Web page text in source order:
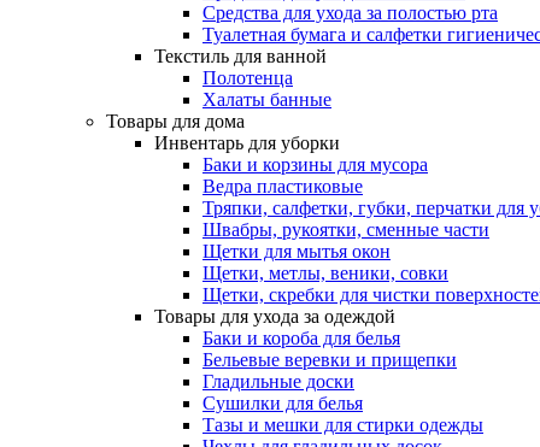
Средства для ухода за полостью рта
Туалетная бумага и салфетки
Текстиль для ванной
Полотенца
Халаты банные
Товары для дома
Инвентарь для уборки
Баки и корзины для мусора
Ведра пластиковые
Тряпки, салфетки, губки, перчатки для
Швабры, рукоятки, сменные части
Щетки для мытья окон
Щетки, метлы, веники, совки
Щетки, скребки для чистки
Товары для ухода за одеждой
Баки и короба для белья
Бельевые веревки и прищепки
Гладильные доски
Сушилки для белья
Тазы и мешки для стирки одежды